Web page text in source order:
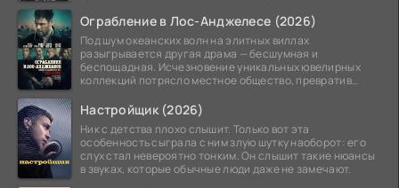
Ограбление в Лос-Анджелесе (2026)
Под шум океанских волн на элитных виллах
разыгрывается другая драма — бесшумная и
беспощадная. Исчезновение уникальных ювелирных
коллекций потрясло местное общество, превратив
Настройщик (2026)
Ник с детства плохо слышит. Только вот эта
особенность сыграла с ним злую шутку наоборот: его
слух стал невероятно тонким. Он слышит такие нюансы
в звуках, которые обычные люди даже не замечают.